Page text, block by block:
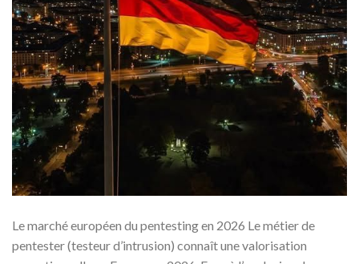
Le marché européen du pentesting en 2026 Le métier de
pentester (testeur d’intrusion) connaît une valorisation